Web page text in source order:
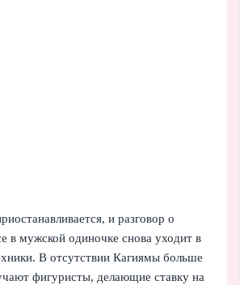
и разговор о
в мужской одиночке снова уходит в
В отсутствии Кагиямы больше
фигуристы, делающие ставку на